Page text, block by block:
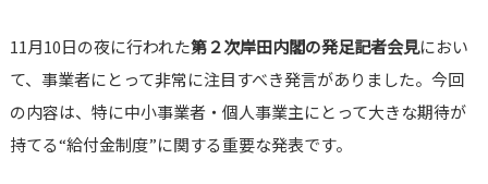
11月10日の夜に行われた第２次岸田内閣の発足記者会見におい
て、事業者にとって非常に注目すべき発言がありました。今回
の内容は、特に中小事業者・個人事業主にとって大きな期待が
持てる“給付金制度”に関する重要な発表です。